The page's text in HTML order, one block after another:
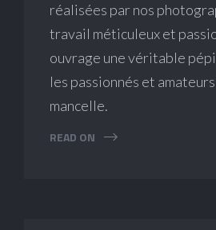
réalisées par nos
travail méticuleux et
ouvrage une véritable
les passionnés et
mancelle.
READ ON